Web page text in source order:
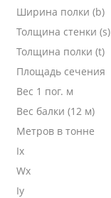
Ширина полки (b)
Толщина стенки (s)
Толщина полки (t)
Площадь сечения
Вес 1 пог. м
Вес балки (12 м)
Метров в тонне
Ix
Wx
Iy